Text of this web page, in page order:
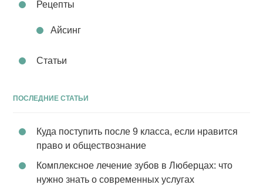
Рецепты
Айсинг
Статьи
ПОСЛЕДНИЕ СТАТЬИ
Куда поступить после 9 класса, если нравится
право и обществознание
Комплексное лечение зубов в Люберцах: что
нужно знать о современных услугах